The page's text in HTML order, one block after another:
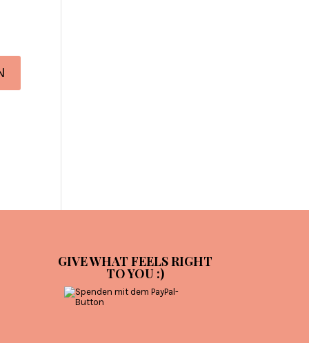
GIVE WHAT FEELS RIGHT
TO YOU :)